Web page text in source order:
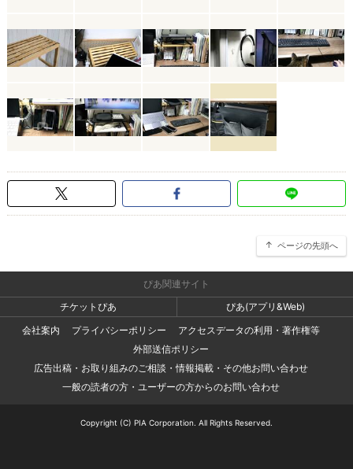
ページの先頭へ
ぴあ関連サイト
チケットぴあ
ぴあ(アプリ&Web)
会社案内
プライバシーポリシー
アクセスデータの利用・著作権等
外部送信ポリシー
広告出稿・お取り組みのご相談・情報掲載・その他お問い合わせ
一般の読者の方・ユーザーの方からのお問い合わせ
Copyright (C) PIA Corporation. All Rights Reserved.